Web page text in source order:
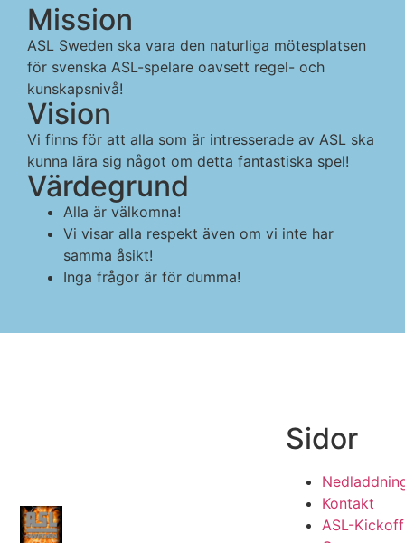
Mission
ASL Sweden ska vara den naturliga mötesplatsen
för svenska ASL-spelare oavsett regel- och
kunskapsnivå!
Vision
Vi finns för att alla som är intresserade av ASL ska
kunna lära sig något om detta fantastiska spel!​
Värdegrund
Alla är välkomna!
Vi visar alla respekt även om vi inte har
samma åsikt!
Inga frågor är för dumma!
Sidor
Kontakt
ASL-Kickoff